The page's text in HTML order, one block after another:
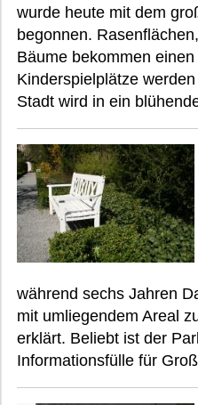
wurde heute mit dem
begonnen.
Bäume bekommen
Kinderspielplätze
Stadt wird in ein
während sechs Jahren
mit umliegendem Areal
erklärt. Beliebt ist der
Informationsfülle für